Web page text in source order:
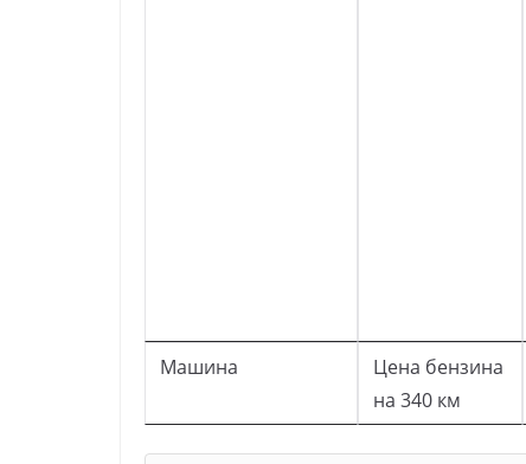
Машина
Цена бензина
на 340 км